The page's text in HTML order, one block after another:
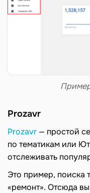
Prozavr
Prozavr — простой
по тематикам или
отслеживать
Это пример, поиска
«ремонт». Отсюда